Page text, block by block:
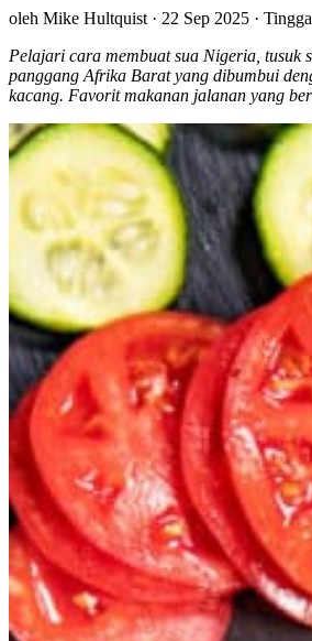
oleh Mike Hultquist · 22 Sep 2025 ·
Pelajari cara membuat sua Nigeria, tusuk
panggang Afrika Barat yang dibumbui
kacang. Favorit makanan jalanan yang